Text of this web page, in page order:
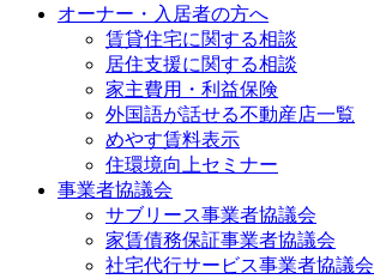
オーナー・入居者の方へ
賃貸住宅に関する相談
居住支援に関する相談
家主費用・利益保険
外国語が話せる不動産店一覧
めやす賃料表示
住環境向上セミナー
事業者協議会
サブリース事業者協議会
家賃債務保証事業者協議会
社宅代行サービス事業者協議会